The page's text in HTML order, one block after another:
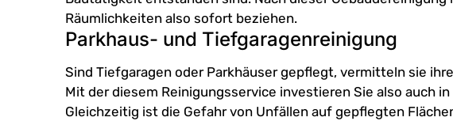
Räumlichkeiten also sofort beziehen.
Parkhaus- und Tiefgaragenreinigung
Sind Tiefgaragen oder Parkhäuser gepflegt, vermitteln sie
Mit der diesem Reinigungsservice investieren Sie also auch
Gleichzeitig ist die Gefahr von Unfällen auf gepflegten